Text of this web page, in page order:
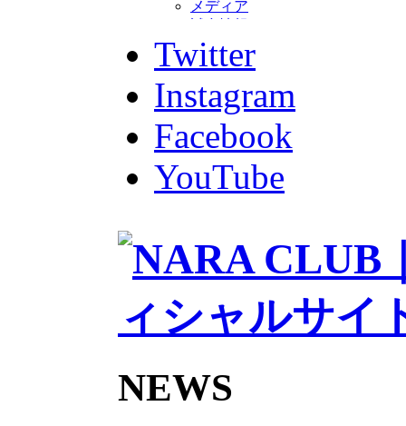
メディア
グッズ
ファンコミュニティ
ホームタウン
コラム
その他
TEAM
2026/27トップチーム
2026/27トップチームスタッフ
チアダンススクール
ボランティアチーム「volundeer」
HOMEGAME
観戦ルール＆マナー
写真・動画使用ガイドライン
ロートフィールド奈良
Twitter
Instagram
Facebook
YouTube
NEWS